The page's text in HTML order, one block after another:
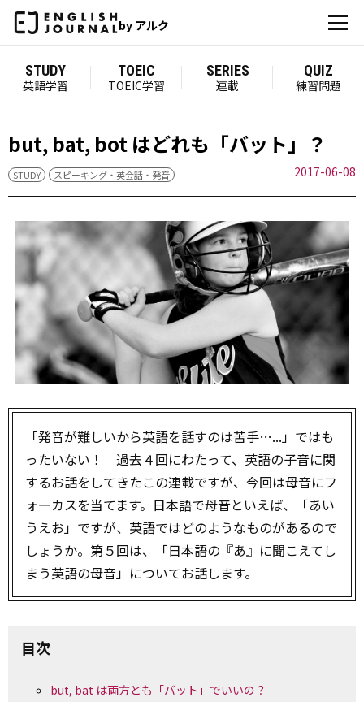
by アルク
STUDY
英語学習
TOEIC
TOEIC学習
SERIES
連載
QUIZ
練習問題
but, bat, bot はどれも「バット」？
STUDY スピーキング・英会話・発音 2017-06-08
「発音が難しいから英語を話すのは苦手…...」ではも
ったいない！ 過去４回にわたって、英語の子音に関
するお話をしてきたこの連載ですが、今回は母音にフ
ォーカスを当てます。日本語で母音といえば、「あい
うえお」ですが、英語ではどのようなものがあるので
しょうか。第５回は、「日本語の『あ』に聞こえてし
まう英語の母音」についてお話します。
目次
but, bat は両方とも「バット」でいいの？